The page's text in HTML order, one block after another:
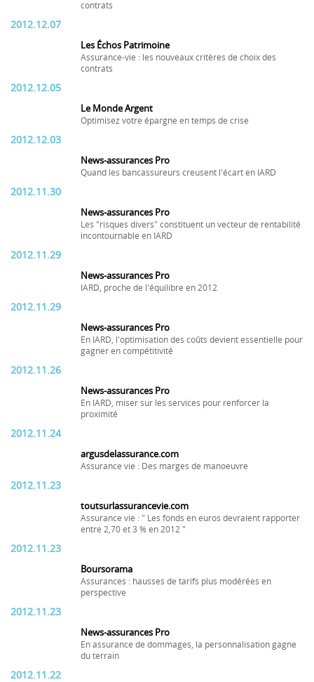
contrats
2012.12.07
Les Échos Patrimoine
Assurance-vie : les nouveaux critères de choix des
contrats
2012.12.05
Le Monde Argent
Optimisez votre épargne en temps de crise
2012.12.03
News-assurances Pro
Quand les bancassureurs creusent l'écart en IARD
2012.11.30
News-assurances Pro
Les "risques divers" constituent un vecteur de rentabilité
incontournable en IARD
2012.11.29
News-assurances Pro
IARD, proche de l'équilibre en 2012
2012.11.29
News-assurances Pro
En IARD, l'optimisation des coûts devient essentielle pour
gagner en compétitivité
2012.11.26
News-assurances Pro
En IARD, miser sur les services pour renforcer la
proximité
2012.11.24
argusdelassurance.com
Assurance vie : Des marges de manoeuvre
2012.11.23
toutsurlassurancevie.com
Assurance vie : " Les fonds en euros devraient rapporter
entre 2,70 et 3 % en 2012 "
2012.11.23
Boursorama
Assurances : hausses de tarifs plus modérées en
perspective
2012.11.23
News-assurances Pro
En assurance de dommages, la personnalisation gagne
du terrain
2012.11.22